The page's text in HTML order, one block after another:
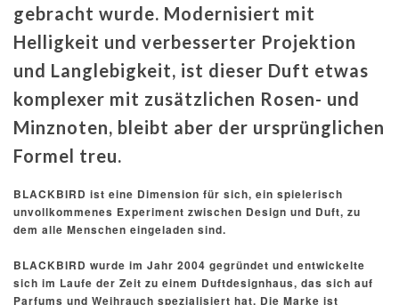
gebracht wurde. Modernisiert mit
Helligkeit und verbesserter Projektion
und Langlebigkeit, ist dieser Duft etwas
komplexer mit zusätzlichen Rosen- und
Minznoten, bleibt aber der ursprünglichen
Formel treu.
BLACKBIRD ist eine Dimension für sich, ein spielerisch
unvollkommenes Experiment zwischen Design und Duft, zu
dem alle Menschen eingeladen sind.
BLACKBIRD wurde im Jahr 2004 gegründet und entwickelte
sich im Laufe der Zeit zu einem Duftdesignhaus, das sich auf
Parfums und Weihrauch spezialisiert hat. Die Marke ist